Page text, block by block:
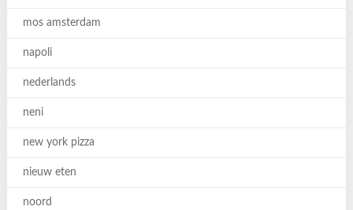
mos amsterdam
napoli
nederlands
neni
new york pizza
nieuw eten
noord